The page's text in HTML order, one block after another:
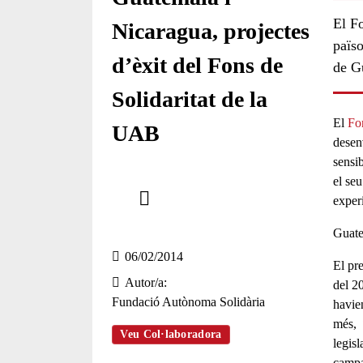
Nicaragua, projectes
d’èxit del Fons de
Solidaritat de la
UAB
06/02/2014
Autor/a
Fundació Autònoma Solidària
Veu Col·laboradora
El
de
El
el
El
del
més,